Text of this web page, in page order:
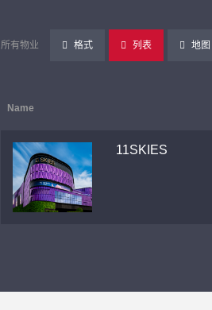
所有物业 格式 列表 地图
Name
11SKIES